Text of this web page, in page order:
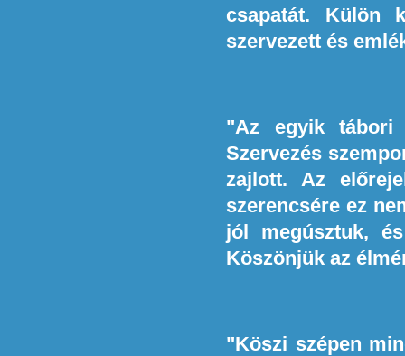
csapatát. Külön
szervezett és
"Az egyik tábori
Szervezés
zajlott. Az
szerencsére ez
jól megúsztuk,
Köszönjük az
"Köszi szépen